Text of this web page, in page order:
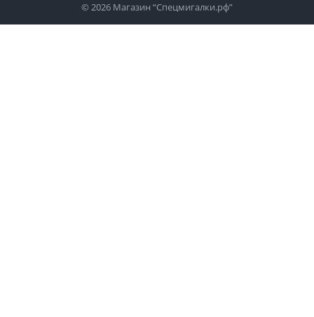
© 2026 Магазин “Спецмигалки.рф”